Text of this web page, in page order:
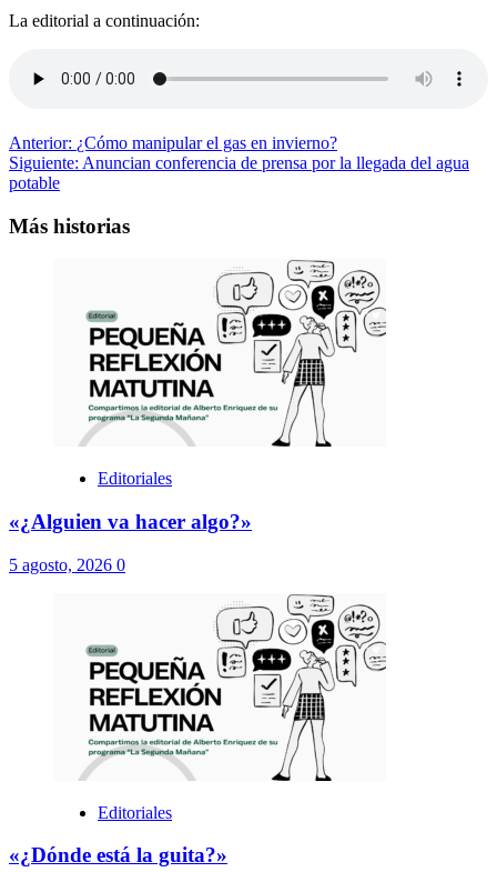
La editorial a continuación:
Navegación
de
Anterior: ¿Cómo manipular el gas en invierno?
Siguiente: Anuncian conferencia de prensa por la llegada del agua
potable
Más historias
Editoriales
«¿Alguien va hacer algo?»
5 agosto, 2026 0
Editoriales
«¿Dónde está la guita?»